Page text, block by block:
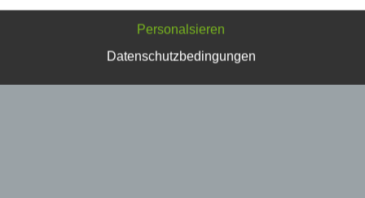
Vorgang oder jede solche Vorgangsreihe im
die Organisation, das Ordnen, die Speicherung, die
die Offenlegung durch Übermittlung, Verbreitung
Personalsieren
Datenschutzbedingungen